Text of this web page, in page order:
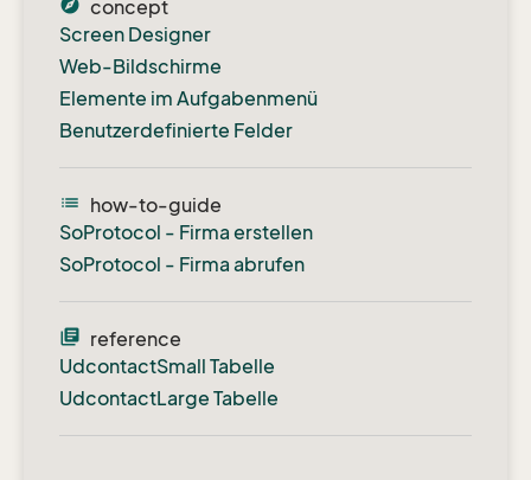
explore concept
Screen Designer
Web-Bildschirme
Elemente im Aufgabenmenü
Benutzerdefinierte Felder
list
how-to-guide
SoProtocol - Firma erstellen
SoProtocol - Firma abrufen
library_books reference
UdcontactSmall Tabelle
UdcontactLarge Tabelle